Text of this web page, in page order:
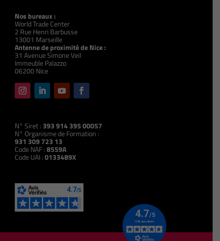
Nos bureaux :
World Trade Center
2 Rue Henri Barbusse
13001 Marseille
Antenne de proximité de Nice :
31 Avenue Simone Veil
Immeuble Palazzo
06200 Nice
N° Siret : 393 914 395 00057
N° Organisme de Formation :
931 309 723 13
Code NAF :8559A
Code UAI :0133489X